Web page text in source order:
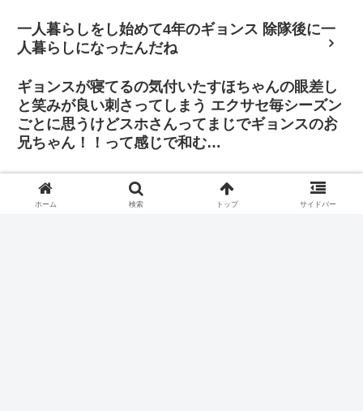
一人暮らしをし始めて4年のギョンス 除隊後に一
人暮らしになったんだね
ギョンスが寝てるの気付いたすほちゃんの眼差し
と笑みが良い刺さってしまう エクサセ毎シーズン
ごとに思うけどスホさんってまじでギョンスのお
兄ちゃん！！って感じで和む…
「その判断に振り回されたくはありません。僕は
自分の立ち位置で全力を尽くし、歌手と俳優双方
ホーム 検索 トップ サイドバー